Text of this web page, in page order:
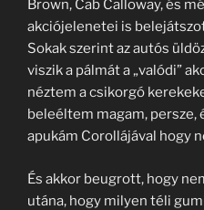
Brown, Cab Calloway, és
akciójelenetei is
Sokak szerint az autós
viszik a pálmát a „valódi”
néztem a csikorgó
beleéltem magam, persze,
apukám Corollájával hogy
És akkor beugrott, hogy
utána, hogy milyen téli